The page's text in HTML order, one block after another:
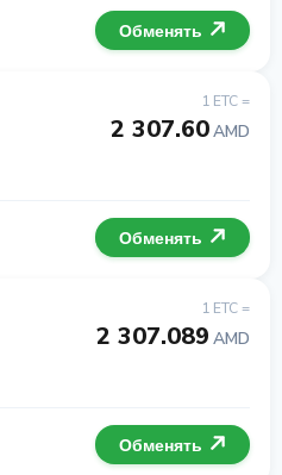
Обменять
1 ETC =
2 307.60AMD
Обменять
1 ETC =
2 307.089 AMD
Обменять